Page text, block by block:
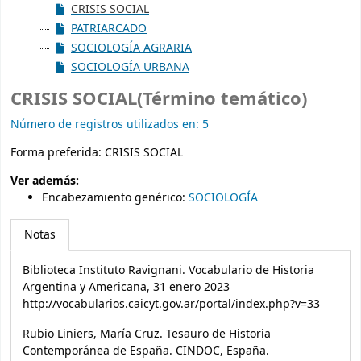
CRISIS SOCIAL
PATRIARCADO
SOCIOLOGÍA AGRARIA
SOCIOLOGÍA URBANA
CRISIS SOCIAL(Término temático)
Número de registros utilizados en: 5
Forma preferida: CRISIS SOCIAL
Ver además:
Encabezamiento genérico: SOCIOLOGÍA
Notas
Biblioteca Instituto Ravignani. Vocabulario de Historia
Argentina y Americana, 31 enero 2023
http://vocabularios.caicyt.gov.ar/portal/index.php?v=33
Rubio Liniers, María Cruz. Tesauro de Historia
Contemporánea de España. CINDOC, España.